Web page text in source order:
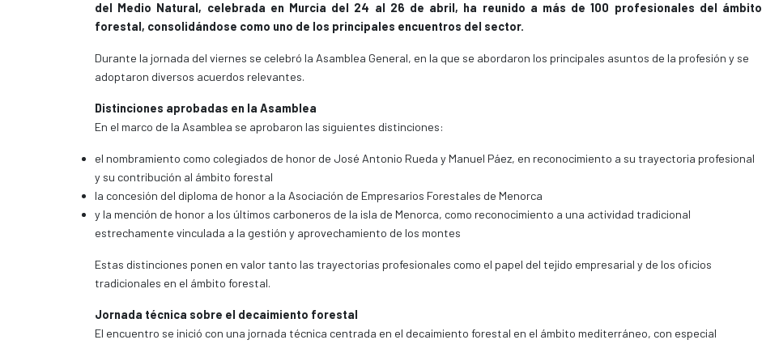
del Medio Natural, celebrada en Murcia del 24 al 26 de abril, ha reunido a más de 100 profesionales del ámbito
forestal, consolidándose como uno de los principales encuentros del sector.
Durante la jornada del viernes se celebró la Asamblea General, en la que se abordaron los principales asuntos de la profesión y se
adoptaron diversos acuerdos relevantes.
Distinciones aprobadas en la Asamblea
En el marco de la Asamblea se aprobaron las siguientes distinciones:
el nombramiento como colegiados de honor de José Antonio Rueda y Manuel Páez, en reconocimiento a su trayectoria profesional
y su contribución al ámbito forestal
la concesión del diploma de honor a la Asociación de Empresarios Forestales de Menorca
y la mención de honor a los últimos carboneros de la isla de Menorca, como reconocimiento a una actividad tradicional
estrechamente vinculada a la gestión y aprovechamiento de los montes
Estas distinciones ponen en valor tanto las trayectorias profesionales como el papel del tejido empresarial y de los oficios
tradicionales en el ámbito forestal.
Jornada técnica sobre el decaimiento forestal
El encuentro se inició con una jornada técnica centrada en el decaimiento forestal en el ámbito mediterráneo, con especial